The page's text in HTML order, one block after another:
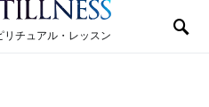
チュアル・レッスン